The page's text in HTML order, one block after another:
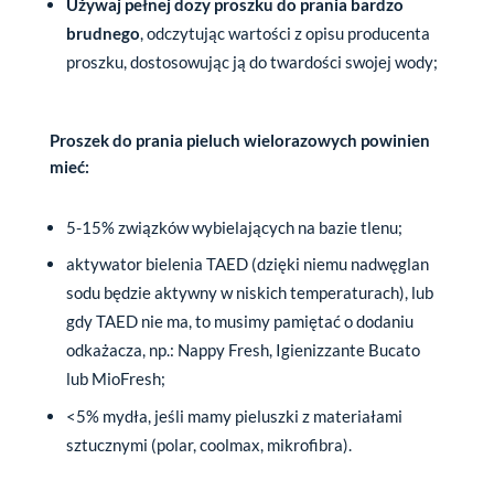
Używaj pełnej dozy proszku do prania bardzo
brudnego, odczytując wartości z opisu producenta
proszku, dostosowując ją do twardości swojej wody;
Proszek do prania pieluch wielorazowych powinien
mieć:
5-15% związków wybielających na bazie tlenu;
aktywator bielenia TAED (dzięki niemu nadwęglan
sodu będzie aktywny w niskich temperaturach), lub
gdy TAED nie ma, to musimy pamiętać o dodaniu
odkażacza, np.: Nappy Fresh, Igienizzante Bucato
lub MioFresh;
<5% mydła, jeśli mamy pieluszki z materiałami
sztucznymi (polar, coolmax, mikrofibra).